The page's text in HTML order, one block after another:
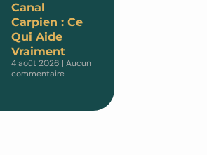
Canal
Carpien : Ce
Qui Aide
Vraiment
4 août 2026
Aucun
commentaire